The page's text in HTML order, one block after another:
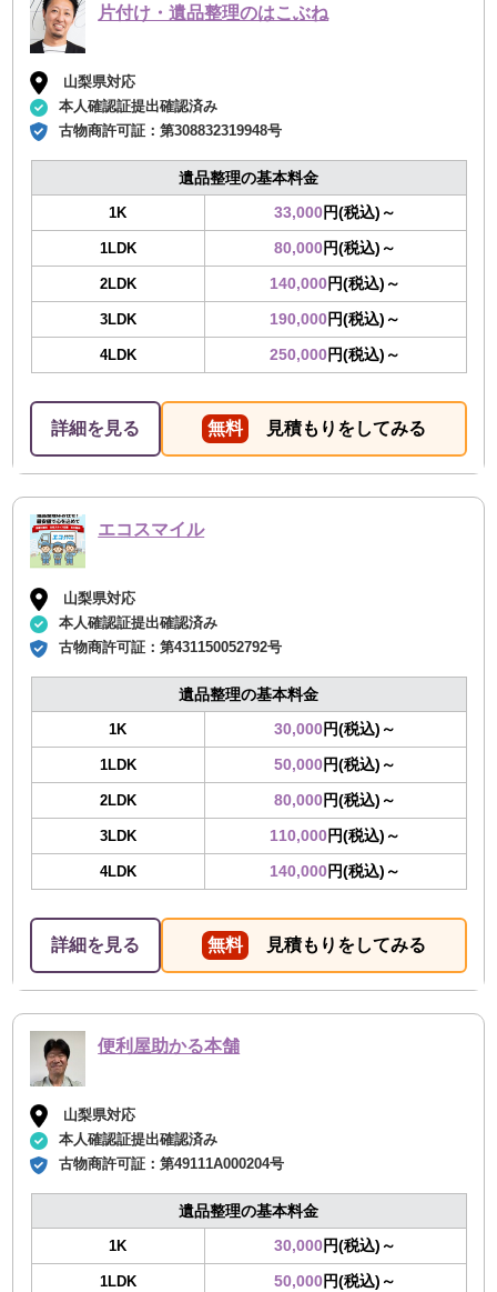
片付け・遺品整理のはこぶね
山梨県対応
本人確認証提出確認済み
古物商許可証：第308832319948号
遺品整理の基本料金
1K 33,000円(税込)～
1LDK 80,000円(税込)～
2LDK 140,000円(税込)～
3LDK 190,000円(税込)～
4LDK 250,000円(税込)～
詳細を見る 無料 見積もりをしてみる
エコスマイル
山梨県対応
本人確認証提出確認済み
古物商許可証：第431150052792号
遺品整理の基本料金
1K 30,000円(税込)～
1LDK 50,000円(税込)～
2LDK 80,000円(税込)～
3LDK 110,000円(税込)～
4LDK 140,000円(税込)～
詳細を見る 無料 見積もりをしてみる
便利屋助かる本舗
山梨県対応
本人確認証提出確認済み
古物商許可証：第49111A000204号
遺品整理の基本料金
1K 30,000円(税込)～
1LDK 50,000円(税込)～